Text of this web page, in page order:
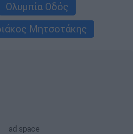
Ολυμπία Οδός
Μητσοτάκης